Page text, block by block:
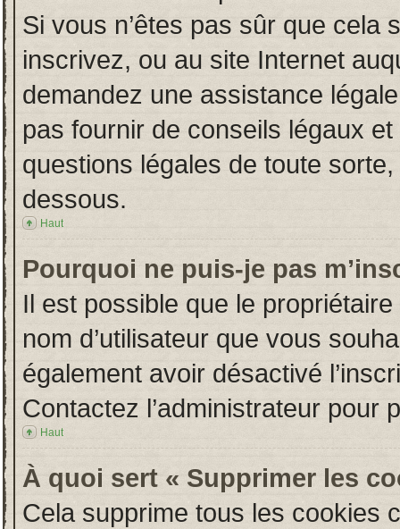
Si vous n’êtes pas sûr que cela
inscrivez, ou au site Internet
demandez une assistance
pas fournir de conseils légaux
questions légales de toute
dessous.
Haut
Pourquoi ne puis-je pas
Il est possible que le
nom d’utilisateur que vous
également avoir désactivé
Contactez l’administrateur pour
Haut
À quoi sert « Supprimer les
Cela supprime tous les cookies